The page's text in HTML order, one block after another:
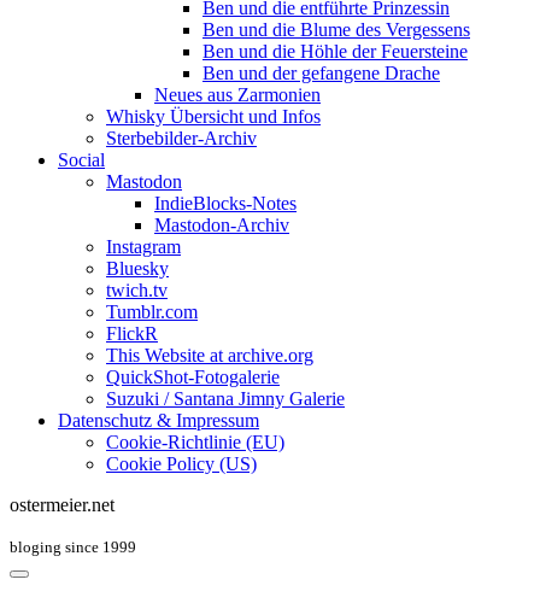
Ben und die entführte Prinzessin
Ben und die Blume des Vergessens
Ben und die Höhle der Feuersteine
Ben und der gefangene Drache
Neues aus Zarmonien
Whisky Übersicht und Infos
Sterbebilder-Archiv
Social
Mastodon
IndieBlocks-Notes
Mastodon-Archiv
Instagram
Bluesky
twich.tv
Tumblr.com
FlickR
This Website at archive.org
QuickShot-Fotogalerie
Suzuki / Santana Jimny Galerie
Datenschutz & Impressum
Cookie-Richtlinie (EU)
Cookie Policy (US)
ostermeier.net
bloging since 1999